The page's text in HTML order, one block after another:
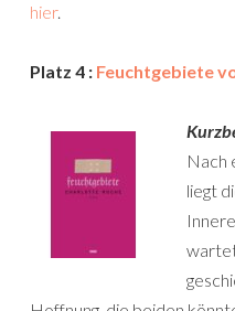
hier.
Platz 4 : Feuchtgebiete
Nach
liegt